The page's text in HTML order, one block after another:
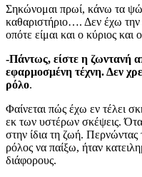
Σηκώνομαι πρωί, κάνω τα
καθαριστήριο…. Δεν έχω
οπότε είμαι και ο κύριος και
-Πάντως, είστε η ζωντανή
εφαρμοσμένη τέχνη. Δεν
ρόλο.
Φαίνεται πώς έχω εν τέλει
εκ των υστέρων σκέψεις.
στην ίδια τη ζωή. Περνώντας
ρόλος να παίξω, ήταν
διάφορους.